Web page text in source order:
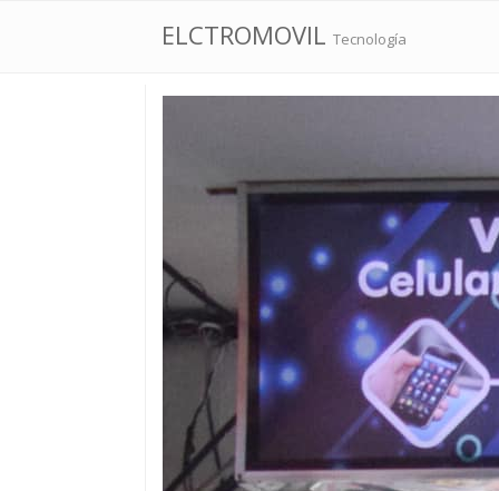
ELCTROMOVIL Tecnología